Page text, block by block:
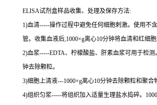
ELISA试剂盒样品收集、处理及保存方法:
1)血清-----操作过程中避免任何细胞刺激。使用不
管。收集血液后,1000×g离心10分钟将血清和红细胞
2)血浆-----EDTA、柠檬酸盐、肝素血浆可用于检测。
钟去除颗粒。
3)细胞上清液---1000×g离心10分钟去除颗粒和聚合
4)组织匀浆-----将组织加入适量生理盐水捣碎。